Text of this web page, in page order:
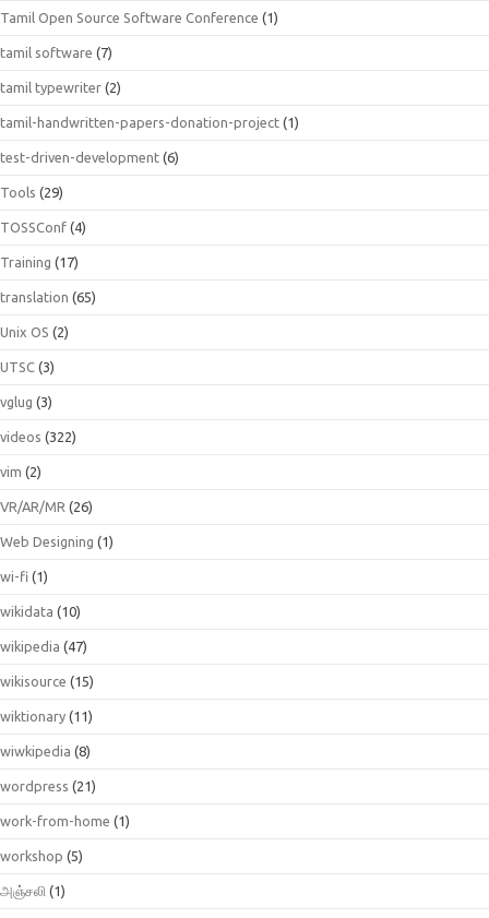
Tamil Open Source Software Conference (1)
tamil software (7)
tamil typewriter (2)
tamil-handwritten-papers-donation-project (1)
test-driven-development (6)
Tools (29)
TOSSConf (4)
Training (17)
translation (65)
Unix OS (2)
UTSC (3)
vglug (3)
videos (322)
vim (2)
VR/AR/MR (26)
Web Designing (1)
wi-fi (1)
wikidata (10)
wikipedia (47)
wikisource (15)
wiktionary (11)
wiwkipedia (8)
wordpress (21)
work-from-home (1)
workshop (5)
அஞ்சலி (1)